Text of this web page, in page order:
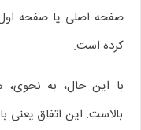
صفحه اصلی یا صفحه
کرده است.
با این حال، به
بالاست. این اتفاق یعنی